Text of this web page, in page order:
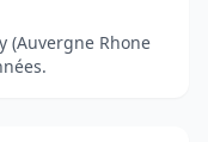
(Auvergne Rhone